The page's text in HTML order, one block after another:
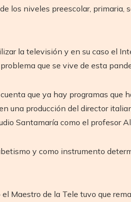
los niveles preescolar,
la televisión y en su caso el
que se vive de esta
que ya hay programas que
una producción del director
Santamaría como el profesor
y como instrumento
Maestro de la Tele tuvo que